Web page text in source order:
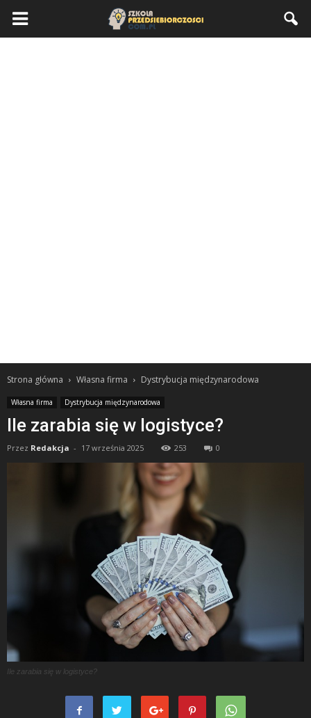
Strona główna Własna firma Dystrybucja międzynarodowa
Własna firma Dystrybucja międzynarodowa
Ile zarabia się w logistyce?
Przez Redakcja - 17 września 2025 253 0
Ile zarabia się w logistyce?